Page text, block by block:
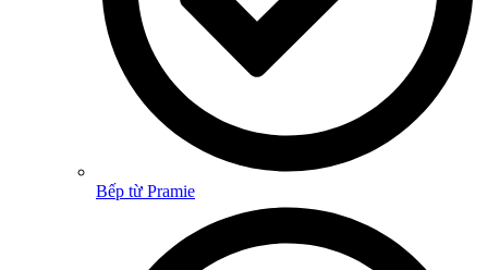
Bếp từ Pramie